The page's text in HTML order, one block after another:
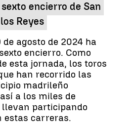
encierro de San
Reyes
de agosto de 2024 ha
encierro. Como
esta jornada, los toros
han recorrido las
madrileño
a los miles de
llevan participando
estas carreras.